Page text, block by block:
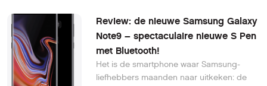
Review: de nieuwe Samsung Galaxy
Note9 – spectaculaire nieuwe S Pen
met Bluetooth!
Het is de smartphone waar Samsung-
liefhebbers maanden naar uitkeken: de